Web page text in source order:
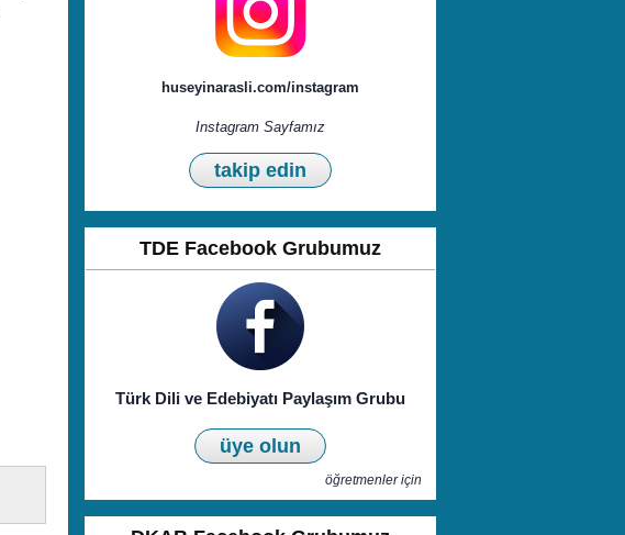
huseyinarasli.com/instagram
Instagram Sayfamız
takip edin
TDE Facebook Grubumuz
Türk Dili ve Edebiyatı Paylaşım Grubu
üye olun
öğretmenler için